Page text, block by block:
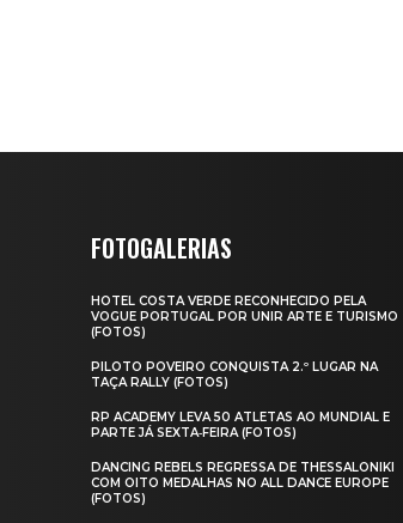
FOTOGALERIAS
HOTEL COSTA VERDE RECONHECIDO PELA
VOGUE PORTUGAL POR UNIR ARTE E TURISMO
(FOTOS)
PILOTO POVEIRO CONQUISTA 2.º LUGAR NA
TAÇA RALLY (FOTOS)
RP ACADEMY LEVA 50 ATLETAS AO MUNDIAL E
PARTE JÁ SEXTA‑FEIRA (FOTOS)
DANCING REBELS REGRESSA DE THESSALONIKI
COM OITO MEDALHAS NO ALL DANCE EUROPE
(FOTOS)